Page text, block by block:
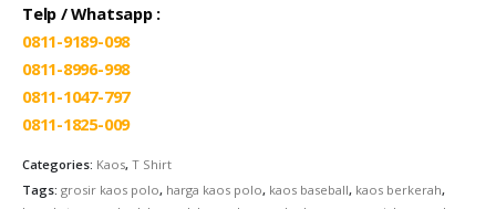
Telp / Whatsapp :
0811-9189-098
0811-8996-998
0811-1047-797
0811-1825-009
Categories: Kaos, T Shirt
Tags: grosir kaos polo, harga kaos polo, kaos baseball, kaos berkerah,